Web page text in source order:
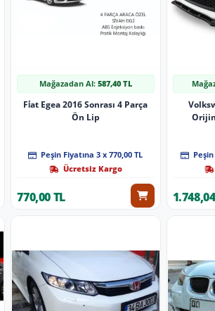
Mağazadan Al: 587,40 TL
Fi̇at Egea 2016 Sonrası 4 Parça
Ön Lip
Peşin Fiyatına 3 x 770,00 TL
Ücretsiz Kargo
770,00 TL